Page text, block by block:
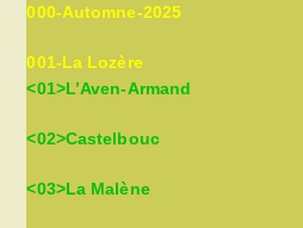
000-Automne-2025
001-La Lozère
<01>L’Aven-Armand
<02>Castelbouc
<03>La Malène